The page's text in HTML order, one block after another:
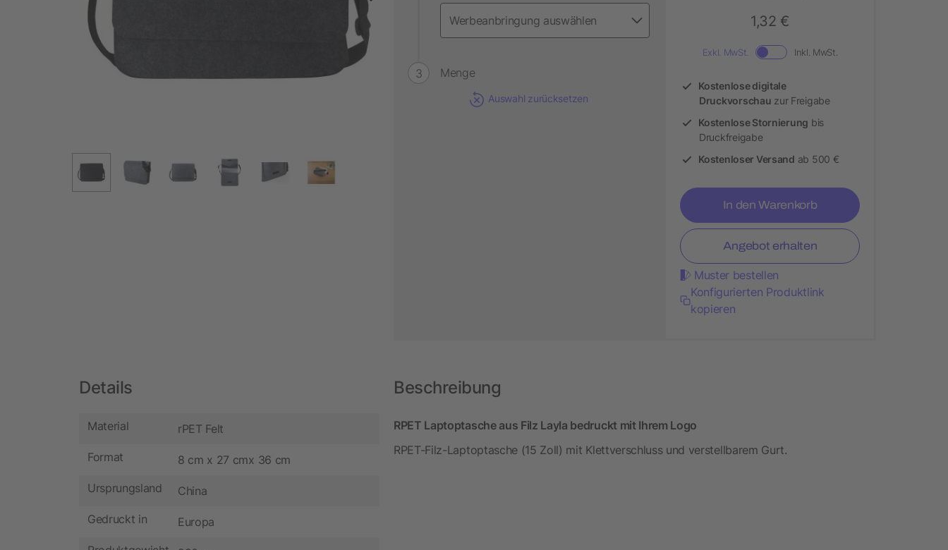
Menge
Auswahl zurücksetzen
1,32 €
Exkl. MwSt. Inkl. MwSt.
Kostenlose digitale
Druckvorschau zur Freigabe
Kostenlose Stornierung bis
Druckfreigabe
Kostenloser Versand ab 500 €
In den Warenkorb
Angebot erhalten
Muster bestellen
Konfigurierten Produktlink
kopieren
Details
Material rPET Felt
Format 8 cm x 27 cmx 36 cm
Ursprungsland China
Gedruckt in Europa
Beschreibung
RPET Laptoptasche aus Filz Layla bedruckt mit Ihrem Logo
RPET-Filz-Laptoptasche (15 Zoll) mit Klettverschluss und verstellbarem Gurt.